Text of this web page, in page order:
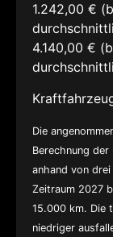
1.242,00 €
4.140,00 €
Die
Berechnung der
anhand von
Zeitraum 2027
15.000 km. Die
niedriger